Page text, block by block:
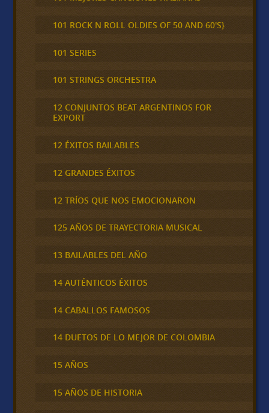
101 ROCK N ROLL OLDIES OF 50 AND 60'S}
101 SERIES
101 STRINGS ORCHESTRA
12 CONJUNTOS BEAT ARGENTINOS FOR
EXPORT
12 ÉXITOS BAILABLES
12 GRANDES ÉXITOS
12 TRÍOS QUE NOS EMOCIONARON
125 AÑOS DE TRAYECTORIA MUSICAL
13 BAILABLES DEL AÑO
14 AUTÉNTICOS ÉXITOS
14 CABALLOS FAMOSOS
14 DUETOS DE LO MEJOR DE COLOMBIA
15 AÑOS
15 AÑOS DE HISTORIA